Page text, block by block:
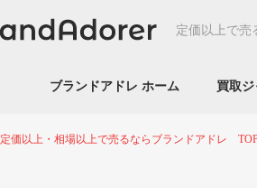
定価以上で売
ブランドアドレ ホーム 買取
定価以上・相場以上で売るならブランドアドレ